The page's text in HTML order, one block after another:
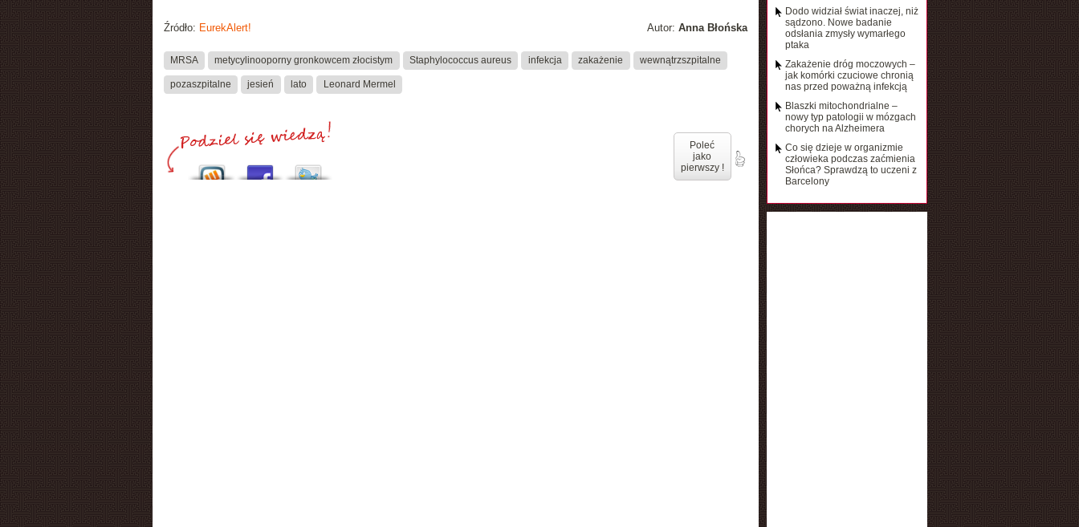
Autor: Anna Błońska
Źródło: EurekAlert!
MRSA metycylinooporny gronkowcem złocistym Staphylococcus aureus infekcja zakażenie wewnątrzszpitalne
pozaszpitalne jesień lato Leonard Mermel
Poleć
jako
pierwszy !
Dodo widział świat inaczej, niż
sądzono. Nowe badanie
odsłania zmysły wymarłego
ptaka
Zakażenie dróg moczowych –
jak komórki czuciowe chronią
nas przed poważną infekcją
Blaszki mitochondrialne –
nowy typ patologii w mózgach
chorych na Alzheimera
Co się dzieje w organizmie
człowieka podczas zaćmienia
Słońca? Sprawdzą to uczeni z
Barcelony